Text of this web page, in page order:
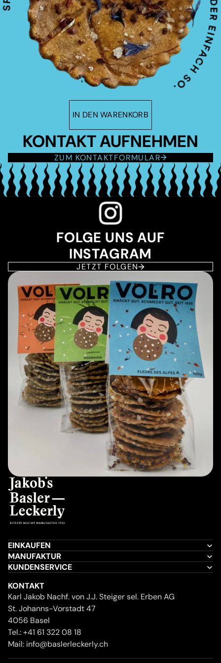
IN DEN WARENKORB
KONTAKT AUFNEHMEN
ZUM KONTAKTFORMULAR
FOLGE UNS AUF
INSTAGRAM
JETZT FOLGEN
EINKAUFEN
MANUFAKTUR
KUNDENSERVICE
KONTAKT
Karl Jakob Nachf. von J.J. Steiger sel. Erben AG
St. Johanns-Vorstadt 47
4056 Basel
Tel.:+41 61 322 08 18
Mail: info@baslerleckerly.ch